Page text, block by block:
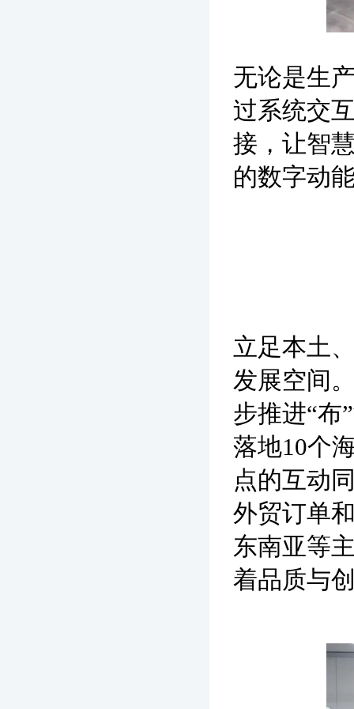
无论是生
过系统交
接，让智
的数字动
立足本土
发展空间
步推进“布
落地10个
点的互动
外贸订单
东南亚等
着品质与